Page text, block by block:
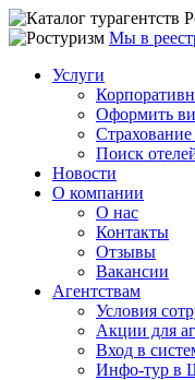
Мы в
Услуги
Оформить
Страхование
Поиск
Новости
О компании
О нас
Контакты
Отзывы
Вакансии
Агентствам
Условия
Акции для
Вход в
Инфо-тур в